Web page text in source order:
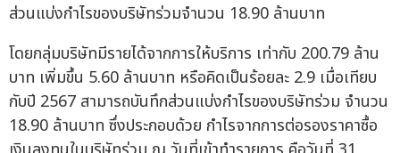
ส่วนแบ่งกำไรของบริษัทร่วมจำนวน 18.90 ล้านบาท
โดยกลุ่มบริษัทมีรายได้จากการให้บริการ เท่ากับ 200.79 ล้าน
บาท เพิ่มขึ้น 5.60 ล้านบาท หรือคิดเป็นร้อยละ 2.9 เมื่อเทียบ
กับปี 2567 สามารถบันทึกส่วนแบ่งกำไรของบริษัทร่วม จำนวน
18.90 ล้านบาท ซึ่งประกอบด้วย กำไรจากการต่อรองราคาซื้อ